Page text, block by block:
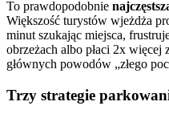
To prawdopodobnie
Większość turystów wjeżdża
minut szukając miejsca,
obrzeżach albo płaci 2x więcej
głównych powodów „złego
Trzy strategie